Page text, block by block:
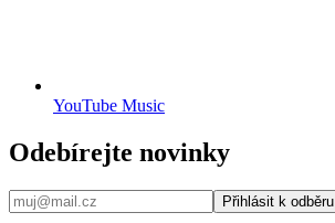
YouTube Music
Odebírejte novinky
Přihlásit k odběru